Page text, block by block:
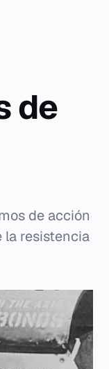
de
de acción
la resistencia